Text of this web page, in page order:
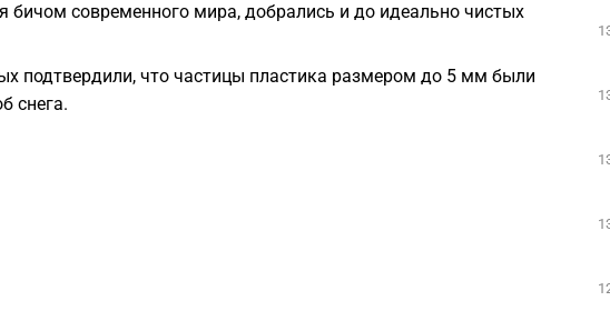
бичом современного мира, добрались и до идеально чистых
подтвердили, что частицы пластика размером до 5 мм были
снега.